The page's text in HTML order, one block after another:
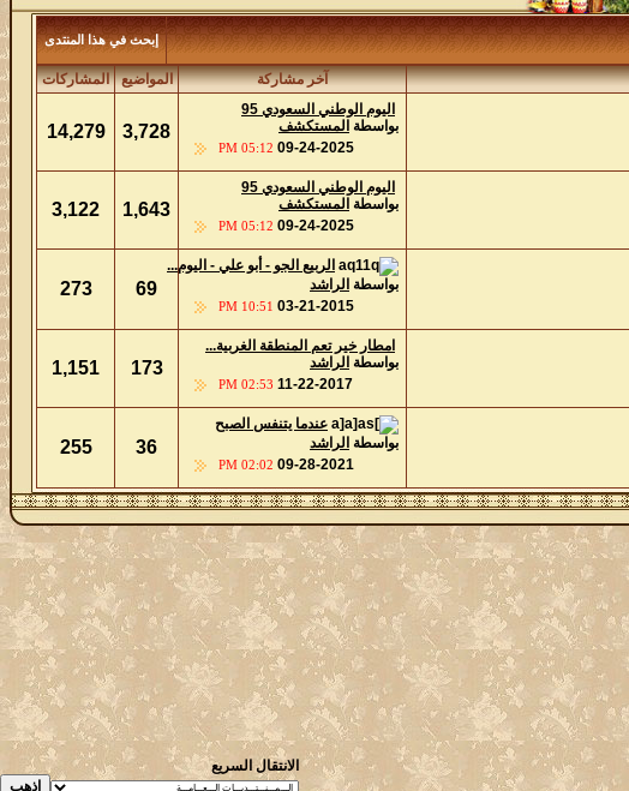
إبحث في هذا المنتدى
آخر مشاركة المواضيع المشاركات
اليوم الوطني السعودي 95
بواسطة المستكشف
09-24-2025
05:12 PM
3,728
14,279
اليوم الوطني السعودي 95
بواسطة المستكشف
09-24-2025
05:12 PM
1,643
3,122
الربيع الجو - أبو علي - اليوم...
بواسطة الراشد
03-21-2015
10:51 PM
69
273
امطار خير تعم المنطقة الغربية...
بواسطة الراشد
11-22-2017
02:53 PM
173
1,151
عندما يتنفس الصبح
بواسطة الراشد
09-28-2021
02:02 PM
36
255
الانتقال السريع